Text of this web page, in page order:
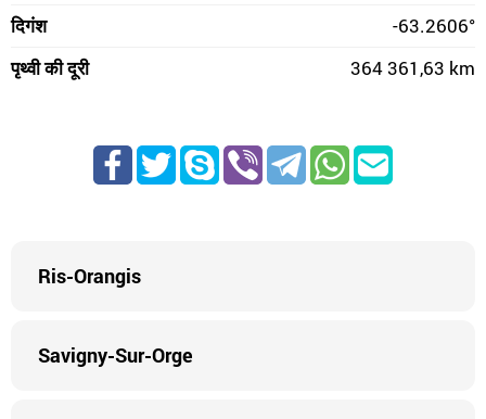
दिगंश
-63.2606°
पृथ्वी की दूरी
364 361,63 km
Ris-Orangis
Savigny-Sur-Orge